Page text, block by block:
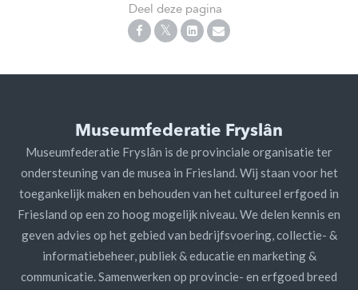
Deel deze pagina
Museumfederatie Fryslân
Museumfederatie Fryslân is de provinciale organisatie ter
ondersteuning van de musea in Friesland. Wij staan voor het
toegankelijk maken en behouden van het cultureel erfgoed in
Friesland op een zo hoog mogelijk niveau. We delen kennis en
geven advies op het gebied van bedrijfsvoering, collectie- &
informatiebeheer, publiek & educatie en marketing &
communicatie. Samenwerken op provincie- en erfgoed breed